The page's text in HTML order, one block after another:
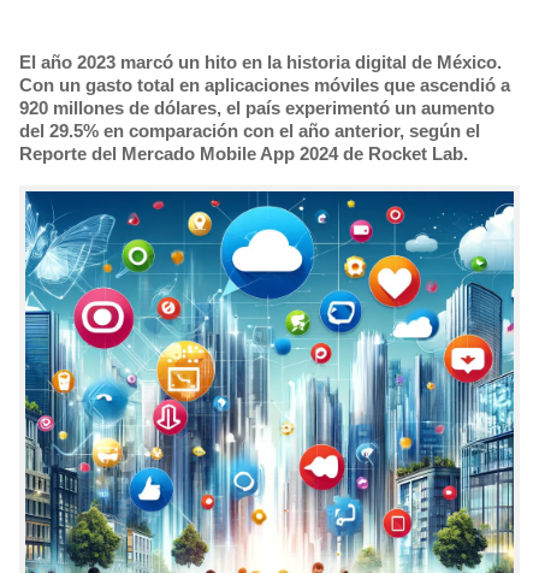
​El año 2023 marcó un hito en la historia digital de México.
Con un gasto total en aplicaciones móviles que ascendió a
920 millones de dólares, el país experimentó un aumento
del 29.5% en comparación con el año anterior, según el
Reporte del Mercado Mobile App 2024 de Rocket Lab.